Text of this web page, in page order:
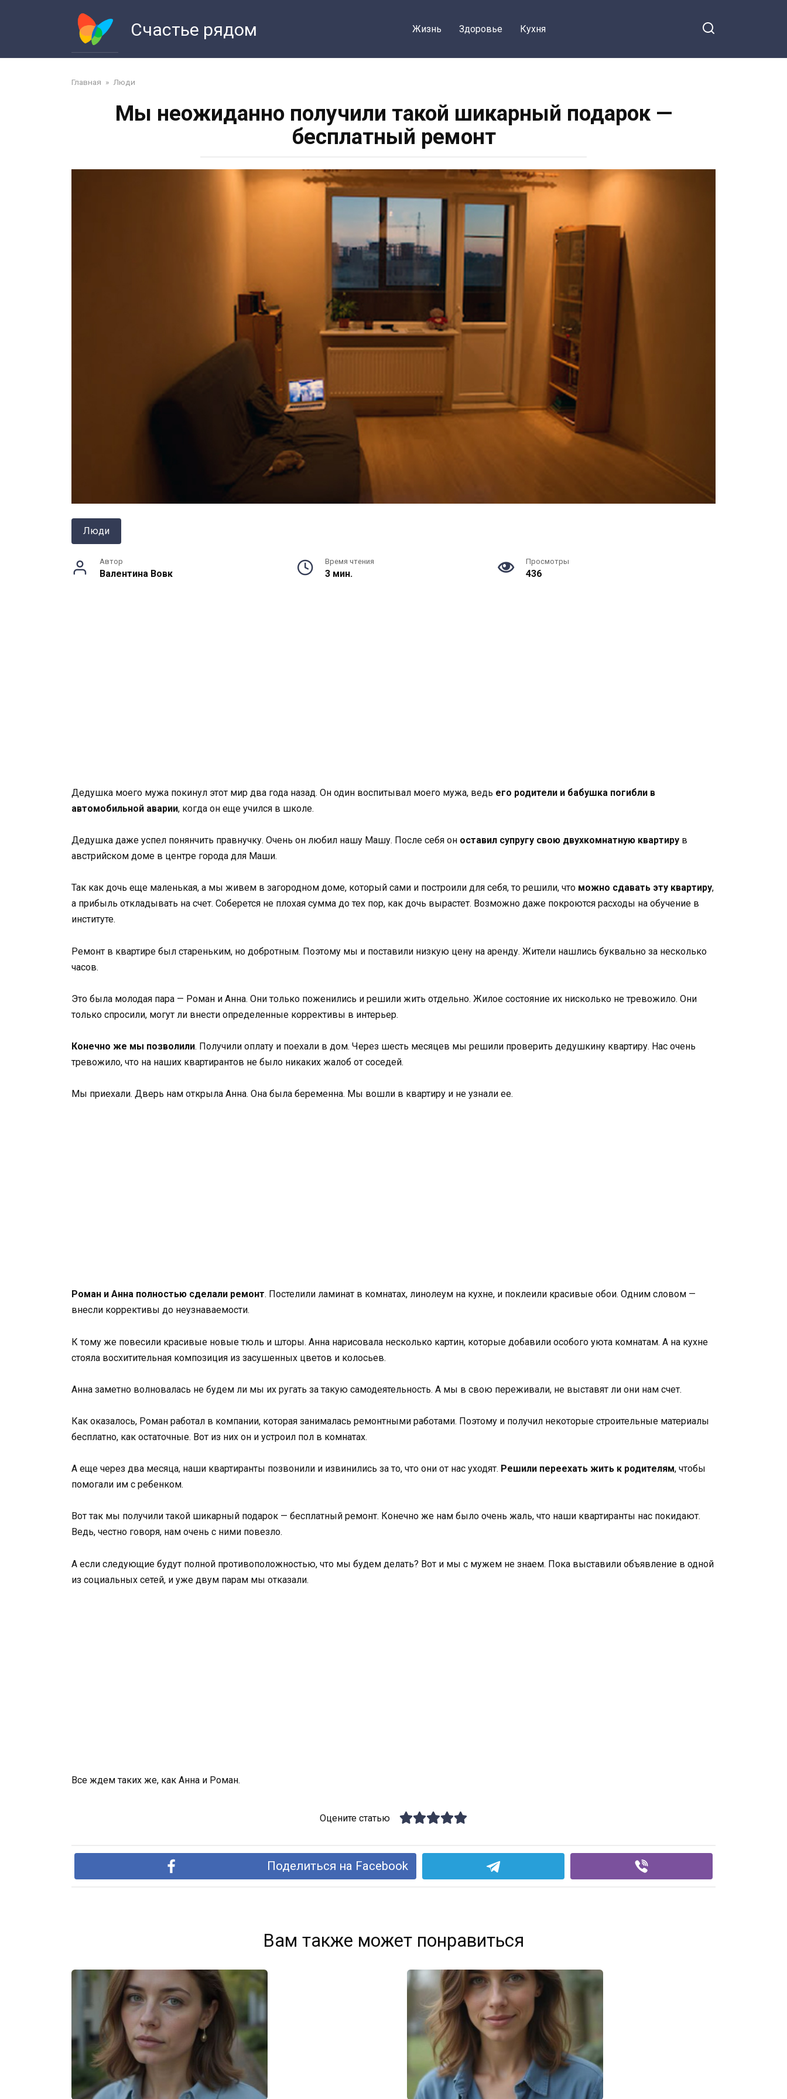
Счастье рядом Жизнь Здоровье Кухня
Главная » Люди
Мы неожиданно получили такой шикарный подарок —
бесплатный ремонт
Люди
Автор
Валентина Вовк
Время чтения
3 мин.
Просмотры
436
Дедушка моего мужа покинул этот мир два года назад. Он один воспитывал моего мужа, ведь его родители и бабушка погибли в
автомобильной аварии, когда он еще учился в школе.
Дедушка даже успел понянчить правнучку. Очень он любил нашу Машу. После себя он оставил супругу свою двухкомнатную квартиру в
австрийском доме в центре города для Маши.
Так как дочь еще маленькая, а мы живем в загородном доме, который сами и построили для себя, то решили, что можно сдавать эту квартиру,
а прибыль откладывать на счет. Соберется не плохая сумма до тех пор, как дочь вырастет. Возможно даже покроются расходы на обучение в
институте.
Ремонт в квартире был стареньким, но добротным. Поэтому мы и поставили низкую цену на аренду. Жители нашлись буквально за несколько
часов.
Это была молодая пара — Роман и Анна. Они только поженились и решили жить отдельно. Жилое состояние их нисколько не тревожило. Они
только спросили, могут ли внести определенные коррективы в интерьер.
Конечно же мы позволили. Получили оплату и поехали в дом. Через шесть месяцев мы решили проверить дедушкину квартиру. Нас очень
тревожило, что на наших квартирантов не было никаких жалоб от соседей.
Мы приехали. Дверь нам открыла Анна. Она была беременна. Мы вошли в квартиру и не узнали ее.
Роман и Анна полностью сделали ремонт. Постелили ламинат в комнатах, линолеум на кухне, и поклеили красивые обои. Одним словом —
внесли коррективы до неузнаваемости.
К тому же повесили красивые новые тюль и шторы. Анна нарисовала несколько картин, которые добавили особого уюта комнатам. А на кухне
стояла восхитительная композиция из засушенных цветов и колосьев.
Анна заметно волновалась не будем ли мы их ругать за такую ​​самодеятельность. А мы в свою переживали, не выставят ли они нам счет.
Как оказалось, Роман работал в компании, которая занималась ремонтными работами. Поэтому и получил некоторые строительные материалы
бесплатно, как остаточные. Вот из них он и устроил пол в комнатах.
А еще через два месяца, наши квартиранты позвонили и извинились за то, что они от нас уходят. Решили переехать жить к родителям, чтобы
помогали им с ребенком.
Вот так мы получили такой шикарный подарок — бесплатный ремонт. Конечно же нам было очень жаль, что наши квартиранты нас покидают.
Ведь, честно говоря, нам очень с ними повезло.
А если следующие будут полной противоположностью, что мы будем делать? Вот и мы с мужем не знаем. Пока выставили объявление в одной
из социальных сетей, и уже двум парам мы отказали.
Все ждем таких же, как Анна и Роман.
Оцените статью
Поделиться на Facebook
Вам также может понравиться